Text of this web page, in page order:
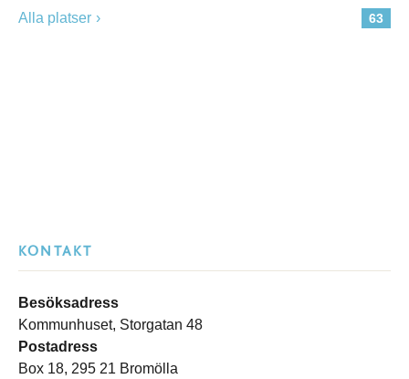
63
Alla platser
KONTAKT
Besöksadress
Kommunhuset, Storgatan 48
Postadress
Box 18, 295 21 Bromölla